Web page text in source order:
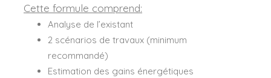
Cette formule comprend:
Analyse de l’existant
2 scénarios de travaux (minimum
recommandé)
Estimation des gains énergétiques